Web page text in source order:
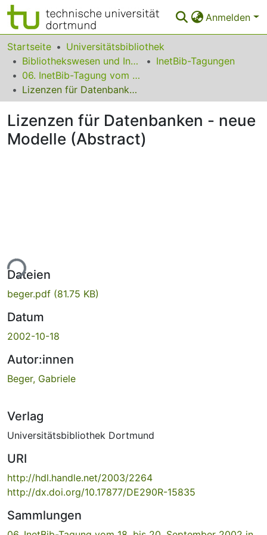
Anmelden
Bereiche & Sammlungen
Das gesamte Repositorium
Statistiken
FAQ
Leitlinien
Startseite
Universitätsbibliothek
Bibliothekswesen und Information
InetBib-Tagungen
06. InetBib-Tagung vom 18. bis 20. September 2002 in Göttingen
Lizenzen für Datenbanken - neue Modelle (Abstract)
Lizenzen für Datenbanken - neue
Modelle (Abstract)
Dateien
beger.pdf (81.75 KB)
Datum
2002-10-18
Autor:innen
Beger, Gabriele
Verlag
Universitätsbibliothek Dortmund
URI
http://hdl.handle.net/2003/2264
http://dx.doi.org/10.17877/DE290R-15835
Sammlungen